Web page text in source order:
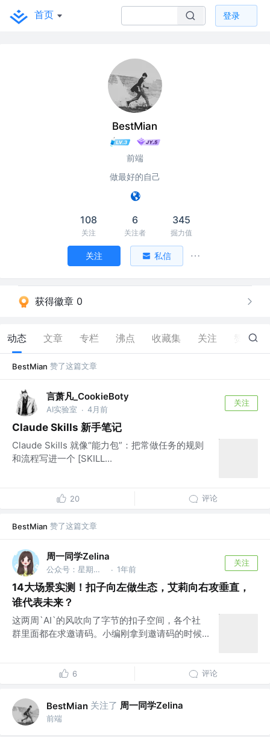
首页 登录
BestMian
前端
做最好的自己
108
关注
6
关注者
345
掘力值
关注 私信
获得徽章 0
动态 文章 专栏 沸点 收藏集 关注 189
BestMian 赞了这篇文章
言萧凡_CookieBoty
AI实验室 · 4月前
关注
Claude Skills 新手笔记
Claude Skills 就像“能力包”：把常做任务的规则
和流程写进一个 [SKILL...
20 评论
BestMian 赞了这篇文章
周一同学Zelina
公众号：星期一研究室 · 1年前
关注
14大场景实测！扣子向左做生态，艾莉向右攻垂直，
谁代表未来？
这两周`AI`的风吹向了字节的扣子空间，各个社
群里面都在求邀请码。小编刚拿到邀请码的时候...
6 评论
BestMian 关注了 周一同学Zelina
前端